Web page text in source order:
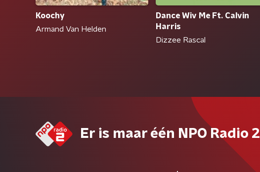
Koochy
Armand Van Helden
Dance Wiv Me Ft. Calvin
Harris
Dizzee Rascal
Er is maar één NPO Radio 2